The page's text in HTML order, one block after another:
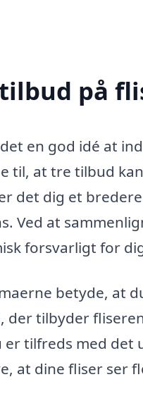
på
en god idé at
at tre tilbud
det dig et
Ved at
forsvarligt for
betyde, at
tilbyder
tilfreds med det
at dine fliser ser